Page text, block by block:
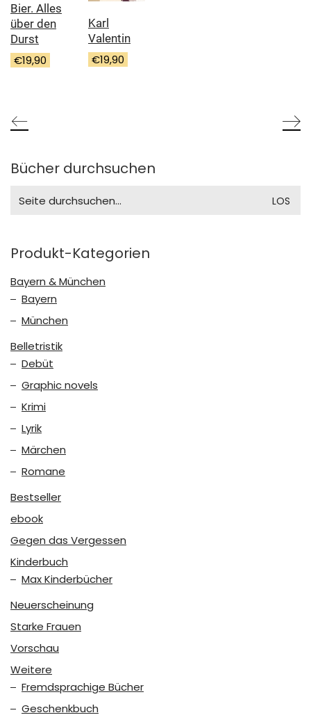
Bier. Alles
über den
Durst
€19,90
Karl
Valentin
€19,90
Bücher durchsuchen
for:
Produkt-Kategorien
Bayern & München
Bayern
München
Belletristik
Debüt
Graphic novels
Krimi
Lyrik
Märchen
Romane
Bestseller
ebook
Gegen das Vergessen
Kinderbuch
Max Kinderbücher
Neuerscheinung
Starke Frauen
Vorschau
Weitere
Fremdsprachige Bücher
Geschenkbuch